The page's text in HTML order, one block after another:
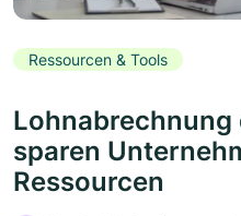
Ressourcen & Tools
Lohnabrechnung
sparen
Ressourcen